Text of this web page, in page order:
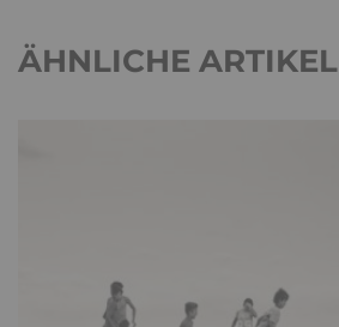
ÄHNLICHE ARTIKEL